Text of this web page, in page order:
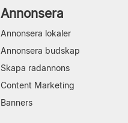
Annonsera
Annonsera lokaler
Annonsera budskap
Skapa radannons
Content Marketing
Banners